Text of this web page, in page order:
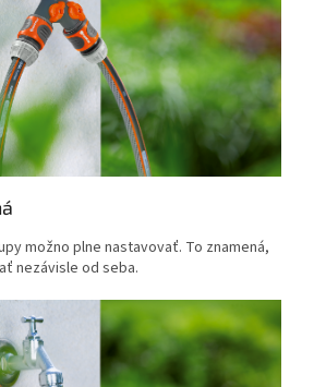
možno plne nastavovať. To znamená,
nezávisle od seba.